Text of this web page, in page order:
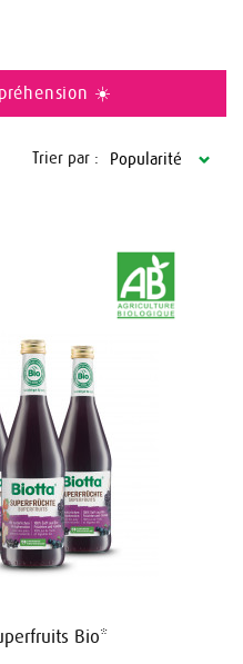
☀️
Popularité
Trier par :
Bio*